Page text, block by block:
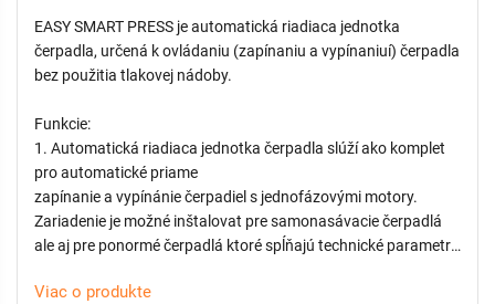
Červená LED – porucha / alarm
Ovládací panel s tlačidlami pre jednoduché nastavenie funkcií
Hydraulické pripojenia G1”
Digitálne nastaviteľný zapínací tlak
Integrovaný tlakový senzor
Integrovaný prietokový senzor
Funkcia ART (Automatic Reset Test): V prípade ochrany proti
chodu nasucho sa zariadenie v pravidelných intervaloch
EASY SMART PRESS je automatická riadiaca jednotka
čerpadla, určená k ovládaniu (zapínaniu a vypínaniuí) čerpadla
bez použitia tlakovej nádoby.
Funkcie:
1. Automatická riadiaca jednotka čerpadla slúží ako komplet
pro automatické priame
zapínanie a vypínánie čerpadiel s jednofázovými motory.
Zariadenie je možné inštalovat pre samonasávacie čerpadlá
ale aj pre ponormé čerpadlá ktoré spĺňajú technické parametre
Viac o produkte